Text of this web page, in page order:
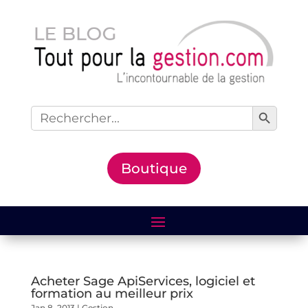
Search
for:
Search Button
Boutique
Acheter Sage ApiServices, logiciel et
formation au meilleur prix